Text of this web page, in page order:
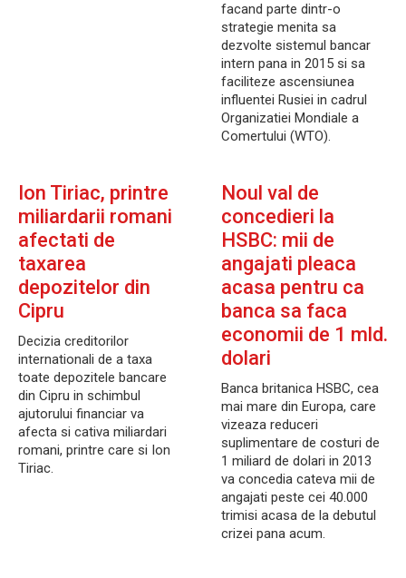
facand parte dintr-o
strategie menita sa
dezvolte sistemul bancar
intern pana in 2015 si sa
faciliteze ascensiunea
influentei Rusiei in cadrul
Organizatiei Mondiale a
Comertului (WTO).
Ion Tiriac, printre
miliardarii romani
afectati de
taxarea
depozitelor din
Cipru
Decizia creditorilor
internationali de a taxa
toate depozitele bancare
din Cipru in schimbul
ajutorului financiar va
afecta si cativa miliardari
romani, printre care si Ion
Tiriac.
Noul val de
concedieri la
HSBC: mii de
angajati pleaca
acasa pentru ca
banca sa faca
economii de 1 mld.
dolari
Banca britanica HSBC, cea
mai mare din Europa, care
vizeaza reduceri
suplimentare de costuri de
1 miliard de dolari in 2013
va concedia cateva mii de
angajati peste cei 40.000
trimisi acasa de la debutul
crizei pana acum.